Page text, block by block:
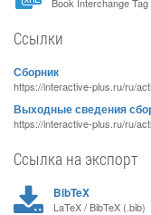
Ссылки
Сборник
https://interactive-plus.ru/ru/
Выходные сведения
https://interactive-plus.ru/ru/
Ссылка на экспорт
BibTeX
LaTeX / BibTeX (.bib)